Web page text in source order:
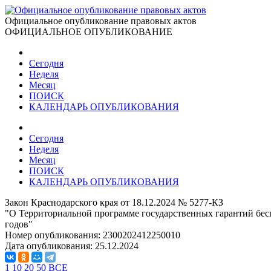
Официальное опубликование правовых актов
ОФИЦИАЛЬНОЕ ОПУБЛИКОВАНИЕ
Сегодня
Неделя
Месяц
ПОИСК
КАЛЕНДАРЬ ОПУБЛИКОВАНИЯ
Сегодня
Неделя
Месяц
ПОИСК
КАЛЕНДАРЬ ОПУБЛИКОВАНИЯ
Закон Краснодарского края от 18.12.2024 № 5277-КЗ
"О Территориальной программе государственных гарантий
годов"
Номер опубликования: 2300202412250010
Дата опубликования: 25.12.2024
1 10 20 50 ВСЕ